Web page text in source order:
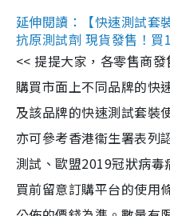
延伸閱讀：【快速測試套
抗原測試劑 現貨發售！
<< 提提大家，各零售商
購買市面上不同品牌的快
及該品牌的快速測試套裝
亦可參考香港衞生署表列
測試、歐盟2019冠狀病
買前留意訂購平台的使用